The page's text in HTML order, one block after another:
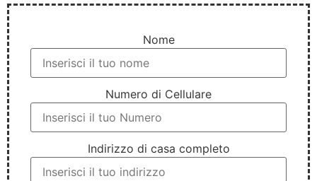
Nome
Numero di Cellulare
Indirizzo di casa completo